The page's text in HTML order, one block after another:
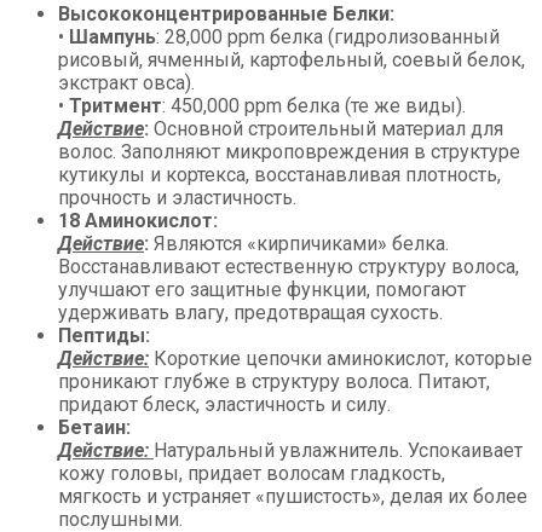
Высококонцентрированные Белки:
• Шампунь: 28,000 ppm белка (гидролизованный
рисовый, ячменный, картофельный, соевый белок,
экстракт овса).
• Тритмент: 450,000 ppm белка (те же виды).
Действие: Основной строительный материал для
волос. Заполняют микроповреждения в структуре
кутикулы и кортекса, восстанавливая плотность,
прочность и эластичность.
18 Аминокислот:
Действие: Являются «кирпичиками» белка.
Восстанавливают естественную структуру волоса,
улучшают его защитные функции, помогают
удерживать влагу, предотвращая сухость.
Пептиды:
Действие: Короткие цепочки аминокислот, которые
проникают глубже в структуру волоса. Питают,
придают блеск, эластичность и силу.
Бетаин:
Действие: Натуральный увлажнитель. Успокаивает
кожу головы, придает волосам гладкость,
мягкость и устраняет «пушистость», делая их более
послушными.